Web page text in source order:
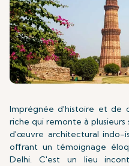
Imprégnée d'histoire et de
riche qui remonte à
d'œuvre architectural indo-
offrant un témoignage
Delhi. C'est un lieu